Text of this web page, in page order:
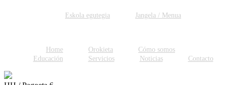
Eskola egutegia Jangela / Menua
Home Orokieta
Cómo somos
Educación
Servicios Noticias Contacto